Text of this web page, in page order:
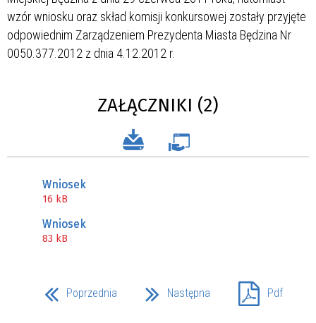
wzór wniosku oraz skład komisji konkursowej zostały przyjęte
odpowiednim Zarządzeniem Prezydenta Miasta Będzina Nr
0050.377.2012 z dnia 4.12.2012 r.
ZAŁĄCZNIKI (2)
Wniosek
16 kB
Wniosek
83 kB
Poprzednia Następna Pdf